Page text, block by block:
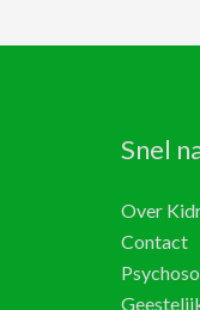
Snel
Over
Contact